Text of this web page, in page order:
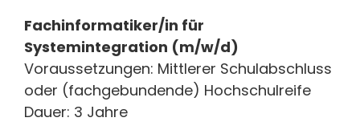
Fachinformatiker/in für
Systemintegration (m/w/d)
Voraussetzungen: Mittlerer Schulabschluss
oder (fachgebundende) Hochschulreife
Dauer: 3 Jahre